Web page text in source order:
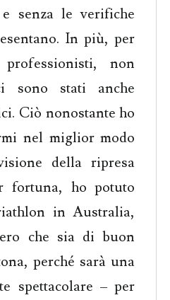
senza le verifiche
In più, per
non
sono stati anche
Ciò nonostante ho
nel miglior modo
della ripresa
fortuna, ho potuto
in Australia,
che sia di buon
perché sarà una
spettacolare – per